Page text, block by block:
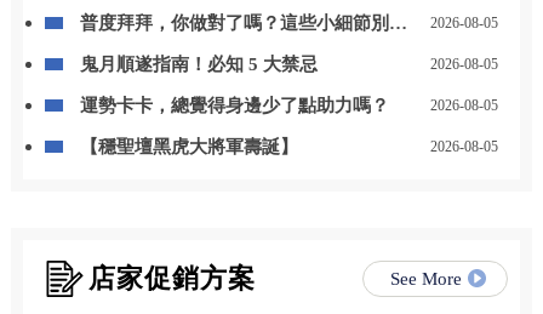
普度拜拜，你做對了嗎？這些小細節別忽
2026-08-05
鬼月順遂指南！必知 5 大禁忌 2026-08-05
運勢卡卡，總覺得身邊少了點助力嗎？ 2026-08-05
【穩聖壇黑虎大將軍壽誕】 2026-08-05
店家促銷方案 See More